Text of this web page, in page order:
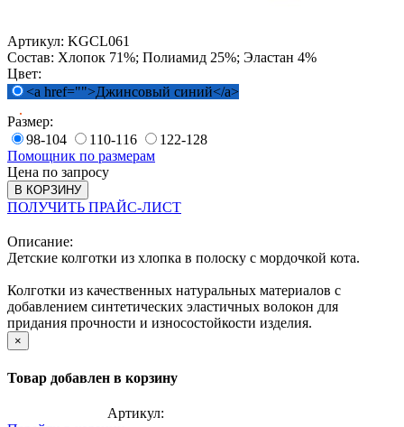
Артикул: KGCL061
Состав: Хлопок 71%; Полиамид 25%; Эластан 4%
Цвет:
<a href="">Джинсовый синий</a>
Размер:
98-104
110-116
122-128
Помощник по размерам
Цена по запросу
В КОРЗИНУ
ПОЛУЧИТЬ ПРАЙС-ЛИСТ
Описание:
Детские колготки из хлопка в полоску с мордочкой кота.
Колготки из качественных натуральных материалов с
добавлением синтетических эластичных волокон для
придания прочности и износостойкости изделия.
×
Товар добавлен в корзину
Артикул: